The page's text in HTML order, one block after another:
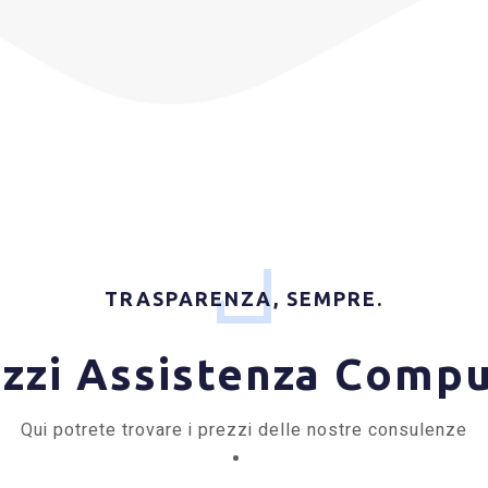
TRASPARENZA, SEMPRE.
Assistenza
Qui potrete trovare i prezzi delle nostre consulenze